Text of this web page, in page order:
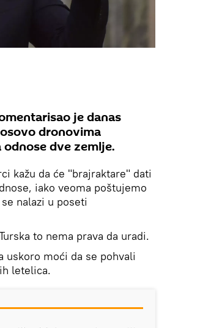
je danas
dronovima
dve zemlje.
kažu da će "brajraktare" dati
iako veoma poštujemo
nalazi u poseti
to nema prava da uradi.
uskoro moći da se pohvali
letelica.